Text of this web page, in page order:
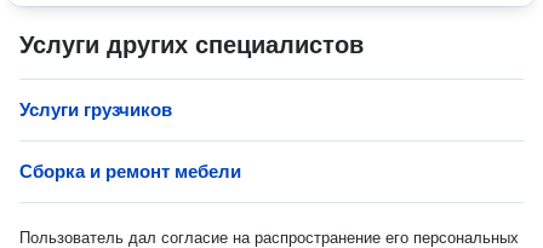
Услуги других специалистов
Услуги грузчиков
Сборка и ремонт мебели
Пользователь дал согласие на распространение его персональных